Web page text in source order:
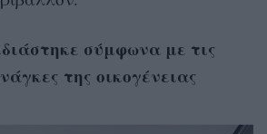
σύμφωνα με τις
της οικογένειας